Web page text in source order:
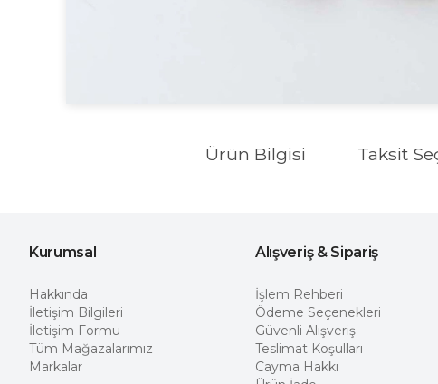
Ürün Bilgisi Taksit
Kurumsal
Hakkında
İletişim Bilgileri
İletişim Formu
Tüm Mağazalarımız
Markalar
Alışveriş & Sipariş
İşlem Rehberi
Ödeme Seçenekleri
Güvenli Alışveriş
Teslimat Koşulları
Cayma Hakkı